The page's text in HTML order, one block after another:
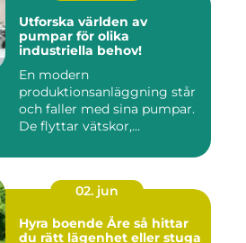
Utforska världen av
pumpar för olika
industriella behov!
En modern
produktionsanläggning står
och faller med sina pumpar.
De flyttar vätskor,...
02. jun
Hyra boende Åre så hittar
du rätt lägenhet eller stuga